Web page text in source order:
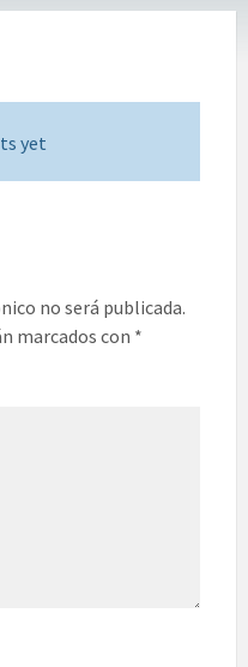
yet
no será publicada.
marcados con *